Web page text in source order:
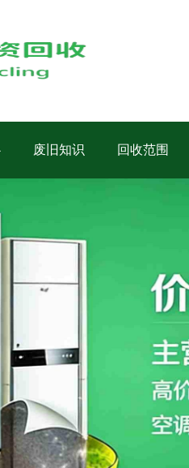
废旧知识 回收范围